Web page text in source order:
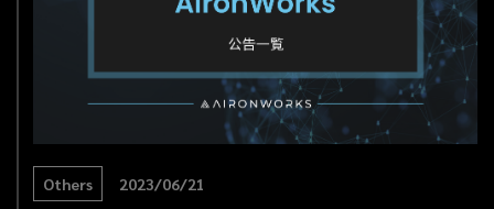
Others 2023/06/21